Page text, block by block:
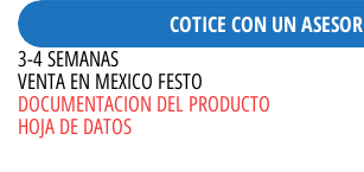
COTICE CON UN ASESOR
3-4 SEMANAS
VENTA EN MEXICO FESTO
DOCUMENTACION DEL PRODUCTO
HOJA DE DATOS